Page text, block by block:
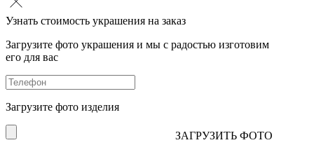
Узнать стоимость украшения на заказ
Загрузите фото украшения и мы с радостью изготовим
его для вас
Загрузите фото изделия
ЗАГРУЗИТЬ ФОТО